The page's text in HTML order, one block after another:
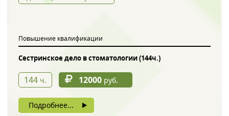
Повышение квалификации
Сестринское дело в стоматологии (144ч.)
144 ч. 12000 руб.
Подробнее...